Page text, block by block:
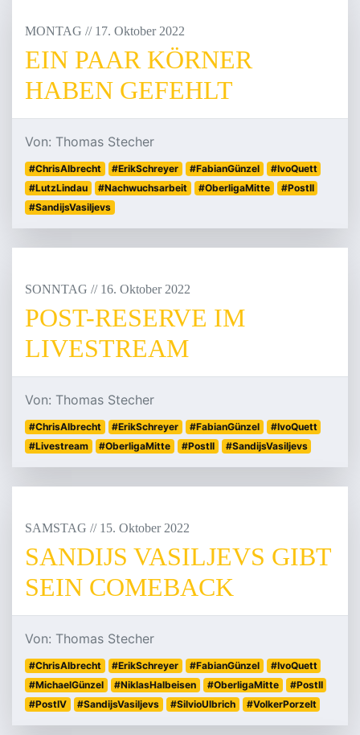
MONTAG // 17. Oktober 2022
EIN PAAR KÖRNER
HABEN GEFEHLT
Von: Thomas Stecher
#ChrisAlbrecht #ErikSchreyer #FabianGünzel
#IvoQuett
#LutzLindau
#Nachwuchsarbeit #OberligaMitte
#PostII
#SandijsVasiljevs
SONNTAG // 16. Oktober 2022
POST-RESERVE IM
LIVESTREAM
Von: Thomas Stecher
#ChrisAlbrecht #ErikSchreyer #FabianGünzel
#IvoQuett
#Livestream
#OberligaMitte #PostII #SandijsVasiljevs
SAMSTAG // 15. Oktober 2022
SANDIJS VASILJEVS GIBT
SEIN COMEBACK
Von: Thomas Stecher
#ChrisAlbrecht #ErikSchreyer #FabianGünzel
#IvoQuett
#MichaelGünzel
#NiklasHalbeisen #OberligaMitte
#PostII
#PostIV
#SandijsVasiljevs #SilvioUlbrich #VolkerPorzelt